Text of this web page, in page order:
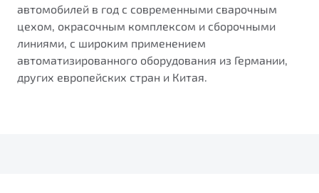
автомобилей в год с современными сварочным
цехом, окрасочным комплексом и сборочными
линиями, с широким применением
автоматизированного оборудования из Германии,
других европейских стран и Китая.